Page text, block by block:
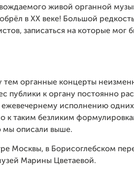
живой органной
в XX веке! Большой
записаться на которые
органные концерты
публики к органу постоянно
исполнению
к таким безликим
мы описали выше.
Москвы, в Борисоглебском
Марины Цветаевой.